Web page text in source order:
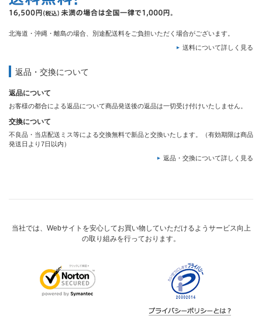
北海道・沖縄・離島の場合、別途配送料をご負担いただく場合がございます。
送料について詳しく見る
返品・交換について
返品について
お客様の都合による返品について商品発送後の返品は一切受け付けいたしません。
交換について
不良品・当店配送ミス等による交換無料で新品と交換いたします。（有効期限は商品
発送日より7日以内）
返品・交換について詳しく見る
当社では、Webサイトを安心してお買い物していただけるようサービス向上
の取り組みを行っております。